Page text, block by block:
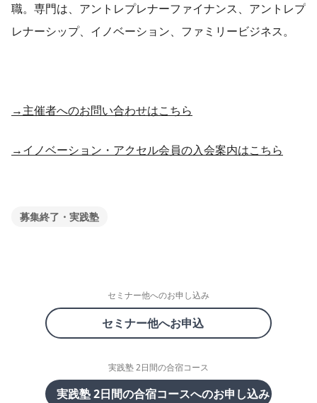
職。専門は、アントレプレナーファイナンス、アントレプ
レナーシップ、イノベーション、ファミリービジネス。
→主催者へのお問い合わせはこちら
→イノベーション・アクセル会員の入会案内はこちら
募集終了・実践塾
セミナー他へのお申し込み
セミナー他へお申込
実践塾 2日間の合宿コース
実践塾 2日間の合宿コースへのお申し込み